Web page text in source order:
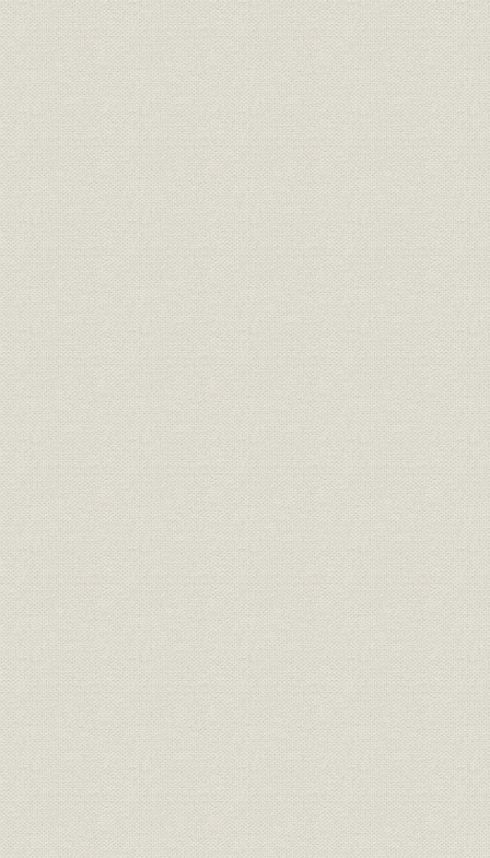
技術
21世紀への架け橋 1990●平成2
年→平成9年●1997
平成2年
年)
設備;催し
21世紀への架け橋 1990●平成2
年→平成9年●1997
平成9年